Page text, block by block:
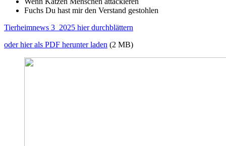
Fuchs Du hast mir den Verstand gestohlen
Tierheimnews 3_2025 hier durchblättern
oder hier als PDF herunter laden (2 MB)